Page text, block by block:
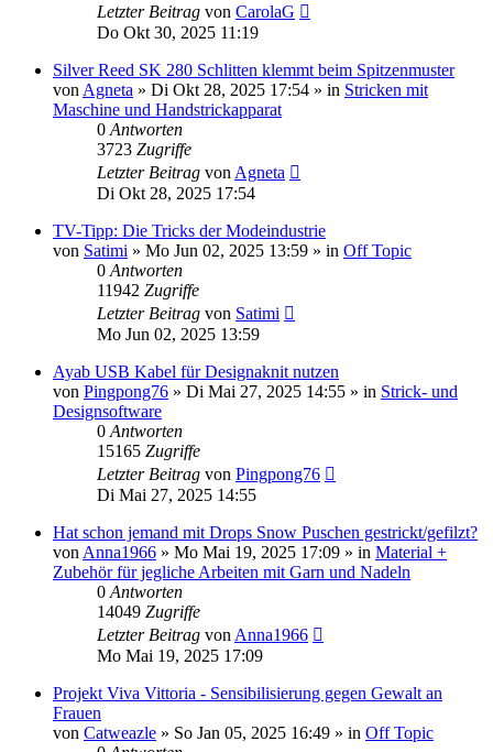
Letzter Beitrag von CarolaG
Do Okt 30, 2025 11:19
Silver Reed SK 280 Schlitten klemmt beim Spitzenmuster
von Agneta » Di Okt 28, 2025 17:54 » in Stricken mit
Maschine und Handstrickapparat
0 Antworten
3723 Zugriffe
Letzter Beitrag von Agneta
Di Okt 28, 2025 17:54
TV-Tipp: Die Tricks der Modeindustrie
von Satimi » Mo Jun 02, 2025 13:59 » in Off Topic
0 Antworten
11942 Zugriffe
Letzter Beitrag von Satimi
Mo Jun 02, 2025 13:59
Ayab USB Kabel für Designaknit nutzen
von Pingpong76 » Di Mai 27, 2025 14:55 » in Strick- und
Designsoftware
0 Antworten
15165 Zugriffe
Letzter Beitrag von Pingpong76
Di Mai 27, 2025 14:55
Hat schon jemand mit Drops Snow Puschen gestrickt/gefilzt?
von Anna1966 » Mo Mai 19, 2025 17:09 » in Material +
Zubehör für jegliche Arbeiten mit Garn und Nadeln
0 Antworten
14049 Zugriffe
Letzter Beitrag von Anna1966
Mo Mai 19, 2025 17:09
Projekt Viva Vittoria - Sensibilisierung gegen Gewalt an
Frauen
von Catweazle » So Jan 05, 2025 16:49 » in Off Topic